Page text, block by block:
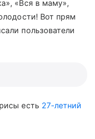
«Вся в маму»,
Вот прям
пользователи
есть 27-летний